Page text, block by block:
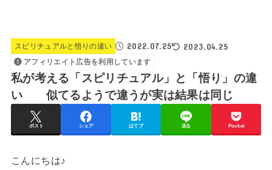
スピリチュアルと悟りの違い 2022.07.25 2023.04.25
アフィリエイト広告を利用しています
私が考える「スピリチュアル」と「悟り」の違
い 似てるようで違うが実は結果は同じ
ポスト シェア はてブ 送る Pocket
こんにちは♪